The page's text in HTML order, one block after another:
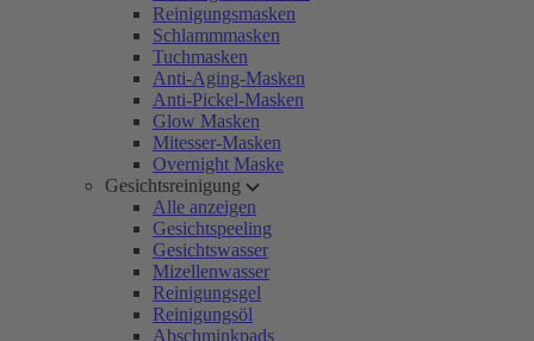
Reinigungsmasken
Schlammmasken
Tuchmasken
Anti-Aging-Masken
Anti-Pickel-Masken
Glow Masken
Mitesser-Masken
Overnight Maske
Gesichtsreinigung
Alle anzeigen
Gesichtspeeling
Gesichtswasser
Mizellenwasser
Reinigungsgel
Reinigungsöl
Abschminkpads